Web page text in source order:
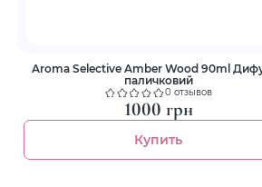
Aroma Selective Amber Wood 90ml Дифузор
паличковий
0 отзывов
1000 грн
Купить